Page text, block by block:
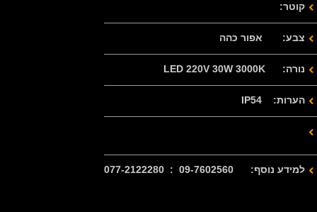
קוטר:
צבע: אפור כהה
נורה: LED 220V 30W 3000K
הערות: IP54
למידע נוסף: 09-7602560 : 077-2122280